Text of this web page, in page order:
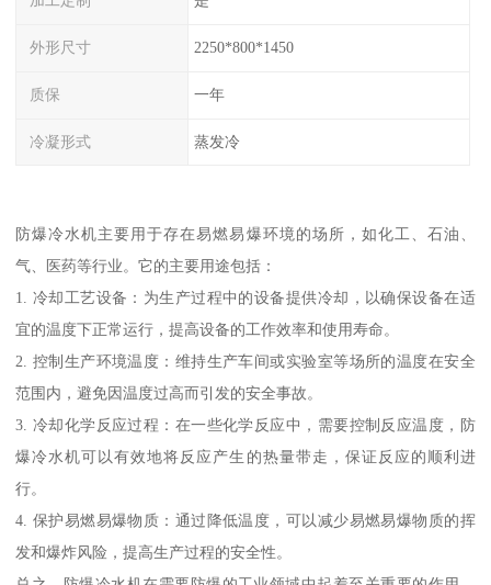
外形尺寸 2250*800*1450
质保 一年
冷凝形式 蒸发冷
防爆冷水机主要用于存在易燃易爆环境的场所，如化工、石油、
气、医药等行业。它的主要用途包括：
1. 冷却工艺设备：为生产过程中的设备提供冷却，以确保设备在适
宜的温度下正常运行，提高设备的工作效率和使用寿命。
2. 控制生产环境温度：维持生产车间或实验室等场所的温度在安全
范围内，避免因温度过高而引发的安全事故。
3. 冷却化学反应过程：在一些化学反应中，需要控制反应温度，防
爆冷水机可以有效地将反应产生的热量带走，保证反应的顺利进
行。
4. 保护易燃易爆物质：通过降低温度，可以减少易燃易爆物质的挥
发和爆炸风险，提高生产过程的安全性。